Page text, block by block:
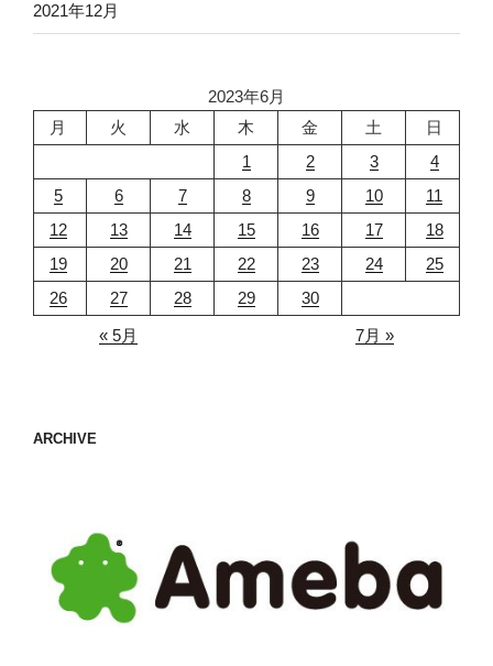
2021年12月
2023年6月
月
火 水 木 金 土
日
1
2 3
4
5
6 7 8 9 10
11
12
13 14 15 16 17
18
19
20 21 22 23 24
25
26
27 28 29
30
« 5月
7月 »
ARCHIVE